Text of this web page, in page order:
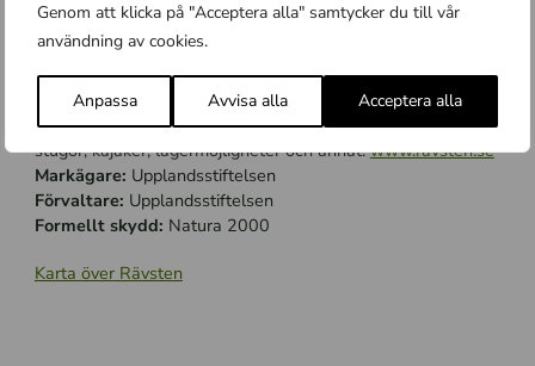
Genom att klicka på "Acceptera alla" samtycker du till vår
användning av cookies.
Anpassa Avvisa alla Acceptera alla
Areal:Den östra delen som Upplandsstiftelsen äger
omfattar 57 ha land.
Service och information:Stigar, skyltar, eldstäder, rastbord,
TC. Arrendatorn på Rävsten har en egen hemsida där du
kan få mer detaljerad information, aktuella priser m m om
stugor, kajaker, lägermöjligheter och annat:www.ravsten.se
Markägare: Upplandsstiftelsen
Förvaltare: Upplandsstiftelsen
Formellt skydd: Natura 2000
Karta över Rävsten